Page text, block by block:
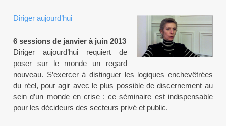
Diriger aujourd’hui
6 sessions de janvier à juin 2013
Diriger aujourd’hui requiert de
poser sur le monde un regard
nouveau. S’exercer à distinguer les logiques enchevêtrées
du réel, pour agir avec le plus possible de discernement au
sein d’un monde en crise : ce séminaire est indispensable
pour les décideurs des secteurs privé et public.